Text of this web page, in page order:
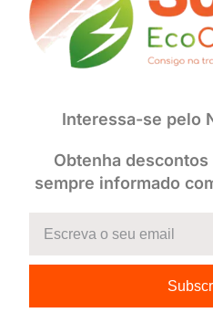
Interessa-se pelo
Obtenha
sempre informado